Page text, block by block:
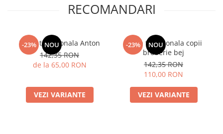
RECOMANDARI
-23% NOU
Vesta traditionala Anton
142,35 RON
de la 65,00 RON
VEZI VARIANTE
-23% NOU
Vesta traditionala copii
broderie bej
142,35 RON
110,00 RON
VEZI VARIANTE